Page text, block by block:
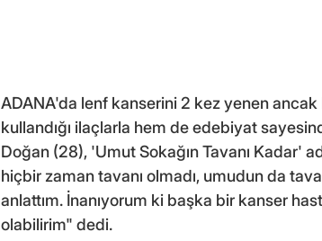
ADANA'da lenf kanserini 2 kez yenen
kullandığı ilaçlarla hem de edebiyat
Doğan (28), 'Umut Sokağın Tavanı Kadar'
hiçbir zaman tavanı olmadı, umudun da
anlattım. İnanıyorum ki başka bir kanser
olabilirim" dedi.